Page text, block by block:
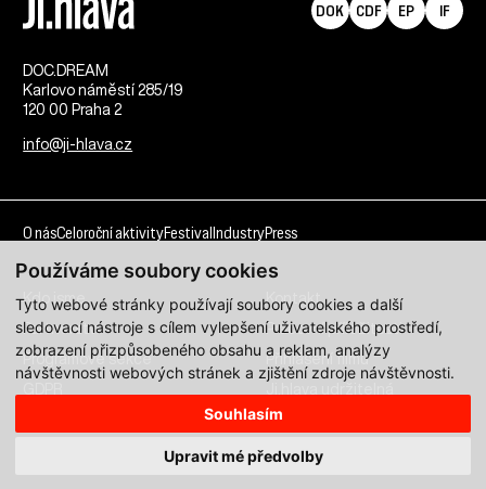
Používáme soubory cookies
Tyto webové stránky používají soubory cookies a další
sledovací nástroje s cílem vylepšení uživatelského prostředí,
zobrazení přizpůsobeného obsahu a reklam, analýzy
návštěvnosti webových stránek a zjištění zdroje návštěvnosti.
Souhlasím
Upravit mé předvolby
DOC.DREAM​
Karlovo náměstí 285/19
120 00 Praha 2
info@ji-hlava.cz
DOK CDF EP IF
O násCeloroční aktivityFestival IndustryPress
Kdo jsme
Kontakt
Partnerství
Pracovní příležitosti
Programové sekce
Přihlášení filmu
Všechna práva vyhrazena DOC.DREAM services s. r. o.
Zásady zpracování osobních údajů pro MFDF Ji.hlava zde